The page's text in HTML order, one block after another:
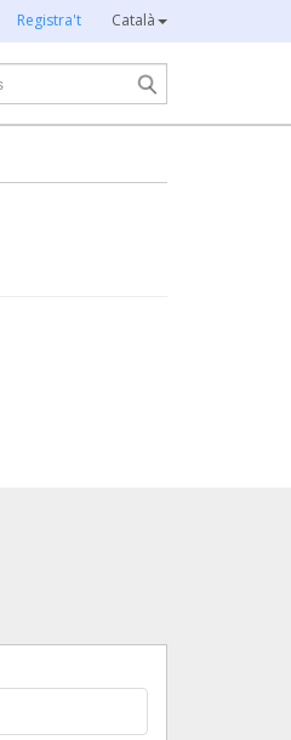
Registra't Català